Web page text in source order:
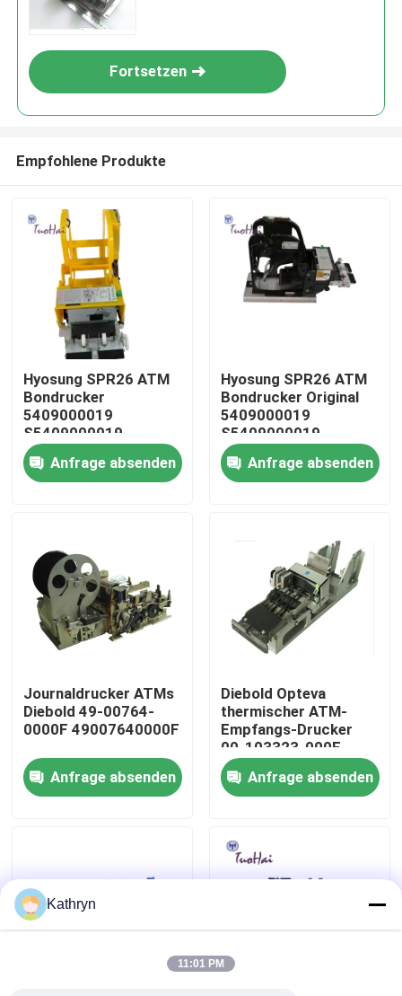
Haus
Über uns
Fabrik-Ausflug
Qualitätskontrolle
Treten Sie mit uns in Verbindung
ATM-Maschinenteile
NCR-ATM-Teile
Fortsetzen
Empfohlene Produkte
Hyosung SPR26 ATM
Bondrucker
5409000019
S5409000019
Anfrage absenden
Hyosung SPR26 ATM
Bondrucker Original
5409000019
S5409000019
Anfrage absenden
Journaldrucker ATMs
Diebold 49-00764-
0000F 49007640000F
Anfrage absenden
Diebold Opteva
thermischer ATM-
Empfangs-Drucker
00-103323-000E
00103323000E
Anfrage absenden
Kathryn
11:01 PM